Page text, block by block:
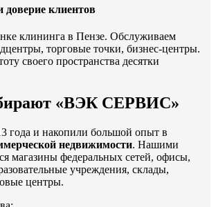
клиентов
клининга в Пензе. Обслуживаем
торговые точки, бизнес-центры.
своего пространства десятки
«ВЭК СЕРВИС»
года и накопили большой опыт в
недвижимости. Нашими
магазины федеральных сетей, офисы,
учреждения, склады,
центры.